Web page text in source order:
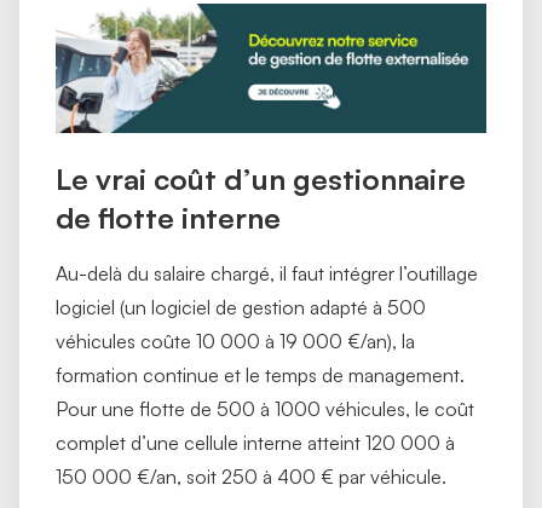
Le vrai coût d’un gestionnaire
de flotte interne
Au-delà du salaire chargé, il faut intégrer l’outillage
logiciel (un logiciel de gestion adapté à 500
véhicules coûte 10 000 à 19 000 €/an), la
formation continue et le temps de management.
Pour une flotte de 500 à 1000 véhicules, le coût
complet d’une cellule interne atteint 120 000 à
150 000 €/an, soit 250 à 400 € par véhicule.